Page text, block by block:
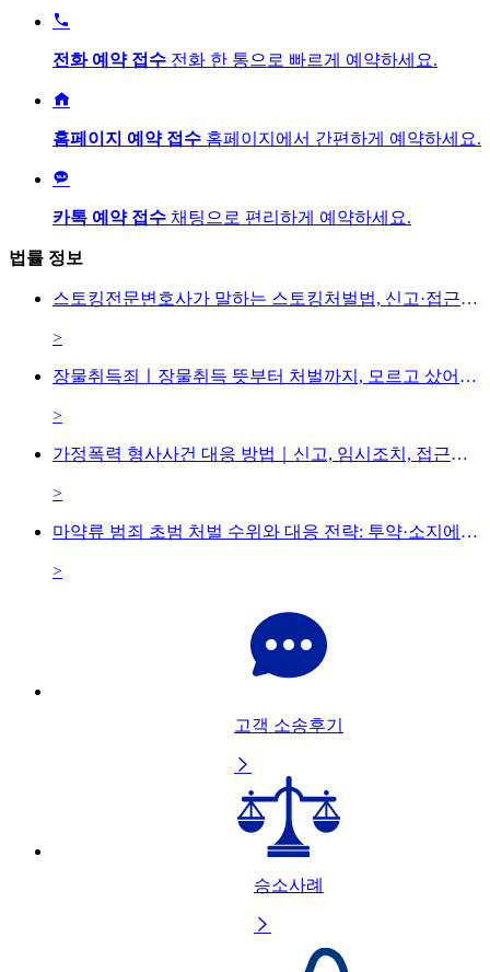

전화 예약 접수 전화 한 통으로 빠르게 예약하세요.

홈페이지 예약 접수 홈페이지에서 간편하게 예약하세요.

카톡 예약 접수 채팅으로 편리하게 예약하세요.
법률 정보
스토킹전문변호사가 말하는 스토킹처벌법, 신고·접근금지·잠정조치 대응방법은
>
장물취득죄ㅣ장물취득 뜻부터 처벌까지, 모르고 샀어도 처벌될까?
>
가정폭력 형사사건 대응 방법｜신고, 임시조치, 접근금지, 형사처벌까지
>
마약류 범죄 초범 처벌 수위와 대응 전략: 투약·소지에서 유통까지
>
고객 소송후기

승소사례
